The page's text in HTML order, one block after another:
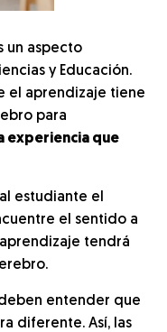
un aspecto
y Educación.
el aprendizaje tiene
para
experiencia que
estudiante el
el sentido a
tendrá
entender que
diferente. Así, las